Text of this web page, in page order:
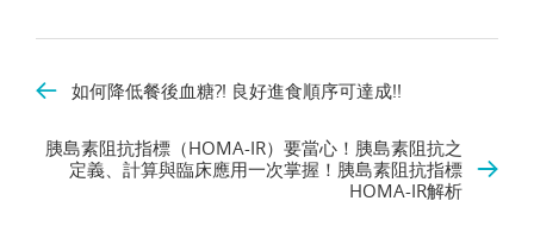
如何降低餐後血糖?! 良好進食順序可達成!!
胰島素阻抗指標（HOMA-IR）要當心！胰島素阻抗之
定義、計算與臨床應用一次掌握！胰島素阻抗指標
HOMA-IR解析